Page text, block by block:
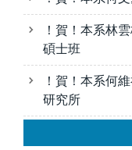
！賀！本系林
碩士班
！賀！本系何
研究所